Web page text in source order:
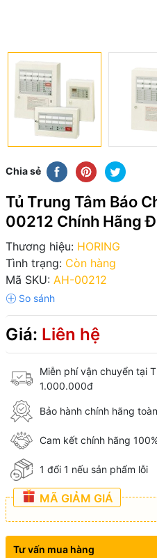
Chia sẻ
Tủ Trung Tâm Báo
00212 Chính Hãng
Thương hiệu: HORING
Tình trạng: Còn hàng
Mã SKU: AH-00212
Giá: Liên hệ
Miễn phí vận chuyển tại
1.000.000đ
Bảo hành chính hãng
Cam kết chính hãng
1 đổi 1 nếu sản phẩm lỗi
MÃ GIẢM GIÁ
Tư vấn mua hàng